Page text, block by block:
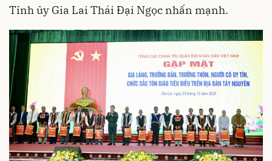
Tỉnh ủy Gia Lai Thái Đại Ngọc nhấn mạnh.